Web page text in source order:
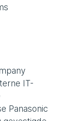
IT-
Panasonic